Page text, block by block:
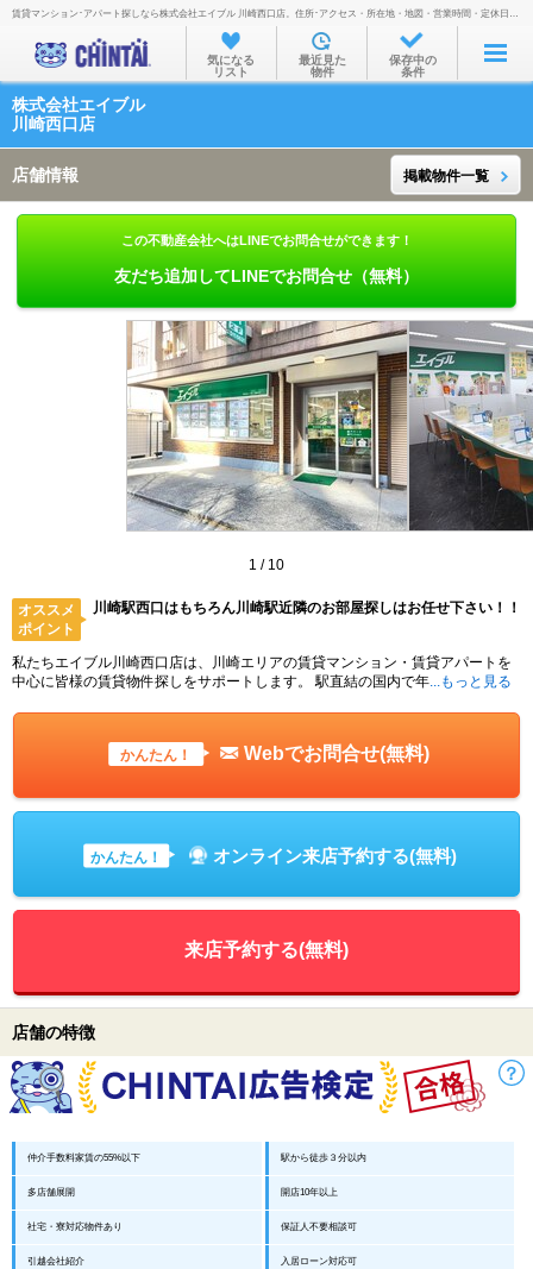
お部屋を探す
沿線・駅から
通勤通学時間から
物件特集から
TOP
賃貸マンション･アパート探しなら株式会社エイブル 川崎西口店。住所･アクセス・所在地・地図・営業時間・定休日・電話番号などを掲載。
気になる
リスト
最近見た
物件
保存中の
条件
株式会社エイブル
川崎西口店
店舗情報 掲載物件一覧
この不動産会社へはLINEでお問合せができます！
友だち追加してLINEでお問合せ（無料）
1 / 10
オススメ
ポイント
川崎駅西口はもちろん川崎駅近隣のお部屋探しはお任せ下さい！！
私たちエイブル川崎西口店は、川崎エリアの賃貸マンション・賃貸アパートを
中心に皆様の賃貸物件探しをサポートします。 駅直結の国内で年 ...もっと見る
かんたん！ Webでお問合せ(無料)
かんたん！ オンライン来店予約する(無料)
来店予約する(無料)
店舗の特徴
仲介手数料家賃の55%以下 駅から徒歩３分以内
多店舗展開 開店10年以上
社宅・寮対応物件あり 保証人不要相談可
引越会社紹介 入居ローン対応可